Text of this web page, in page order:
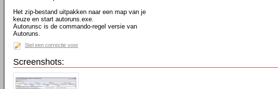
Het zip-bestand uitpakken naar een map van je
keuze en start autoruns.exe.
Autorunsc is de commando-regel versie van
Autoruns.
Stel een correctie voor
Screenshots: